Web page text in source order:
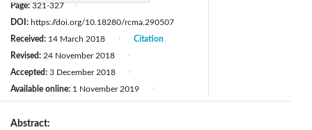
Page:321-327
DOI: https://doi.org/10.18280/rcma.290507
Received: 14 March 2018
Revised: 24 November 2018
Accepted: 3 December 2018
Available online: 1 November 2019
Citation
Abstract: